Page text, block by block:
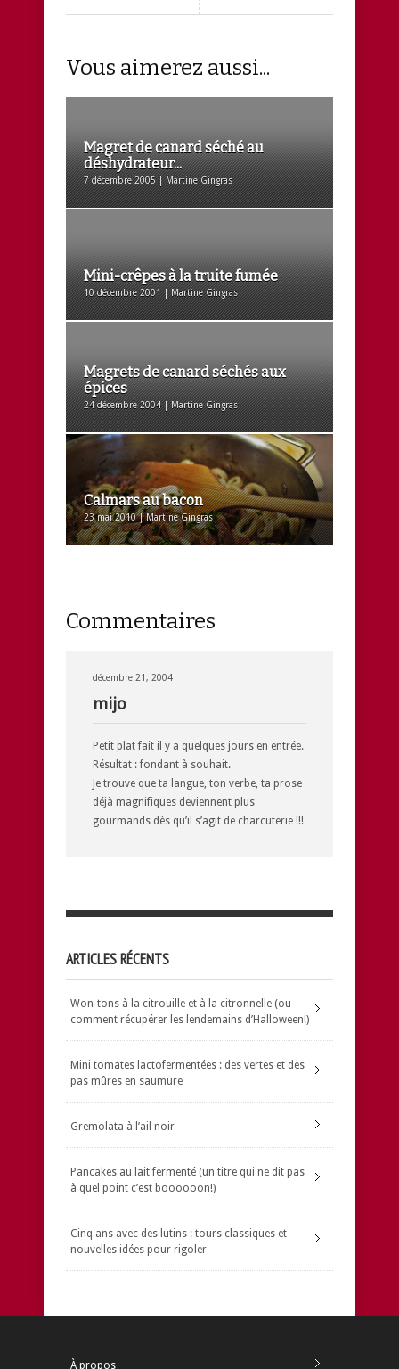
Vous aimerez aussi...
Magret de canard séché au
déshydrateur...
7 décembre 2005 | Martine Gingras
Mini-crêpes à la truite fumée
10 décembre 2001 | Martine Gingras
Magrets de canard séchés aux
épices
24 décembre 2004 | Martine Gingras
Calmars au bacon
23 mai 2010 | Martine Gingras
Commentaires
décembre 21, 2004
mijo
Petit plat fait il y a quelques jours en entrée.
Résultat : fondant à souhait.
Je trouve que ta langue, ton verbe, ta prose
déjà magnifiques deviennent plus
gourmands dès qu’il s’agit de charcuterie !!!
ARTICLES RÉCENTS
Won-tons à la citrouille et à la citronnelle (ou
comment récupérer les lendemains d’Halloween!)
Mini tomates lactofermentées : des vertes et des
pas mûres en saumure
Gremolata à l’ail noir
Pancakes au lait fermenté (un titre qui ne dit pas
à quel point c’est boooooon!)
Cinq ans avec des lutins : tours classiques et
nouvelles idées pour rigoler
À propos